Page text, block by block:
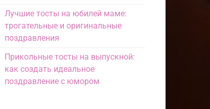
Лучшие тосты на юбилей маме:
трогательные и оригинальные
поздравления
Прикольные тосты на выпускной:
как создать идеальное
поздравление с юмором